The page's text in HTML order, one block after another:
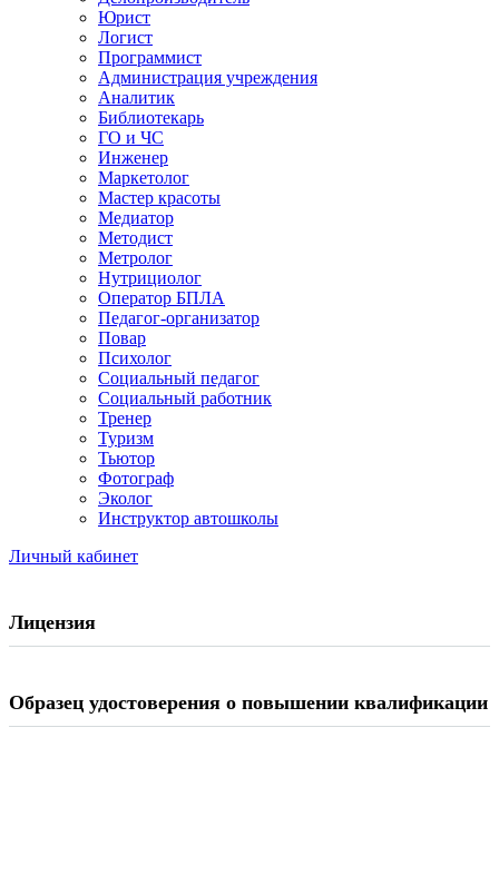
Юрист
Логист
Программист
Администрация учреждения
Аналитик
Библиотекарь
ГО и ЧС
Инженер
Маркетолог
Мастер красоты
Медиатор
Методист
Метролог
Нутрициолог
Оператор БПЛА
Педагог-организатор
Повар
Психолог
Социальный педагог
Социальный работник
Тренер
Туризм
Тьютор
Фотограф
Эколог
Инструктор автошколы
Личный кабинет
Лицензия
Образец удостоверения о повышении квалификации